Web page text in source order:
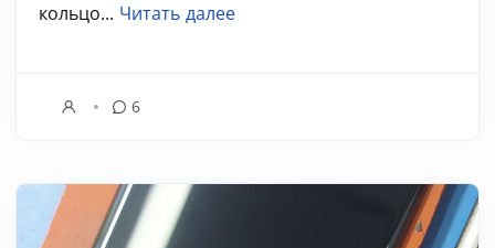
кольцо... Читать далее
6